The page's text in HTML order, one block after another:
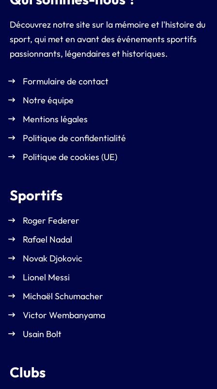
Découvrez notre site sur la mémoire et l'histoire du
sport, qui met en avant des événements sportifs
passionnants, légendaires et historiques.
Formulaire de contact
Notre équipe
Mentions légales
Politique de confidentialité
Politique de cookies (UE)
Sportifs
Roger Federer
Rafael Nadal
Novak Djokovic
Lionel Messi
Michaël Schumacher
Victor Wembanyama
Usain Bolt
Clubs